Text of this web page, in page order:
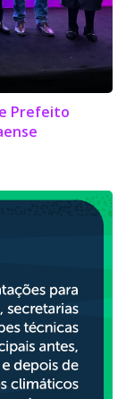
Prefeito